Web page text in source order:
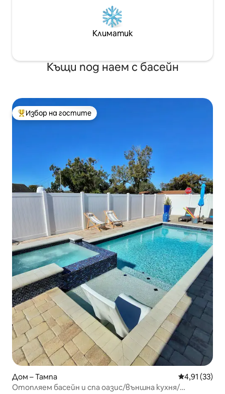
Климатик
Къщи под наем с басейн
Най-популярен избор на гостите
Избор на гостите
Дом – Тампа Средна
4,91 (33)
Отопляем басейн и спа оазис/външна кухня/